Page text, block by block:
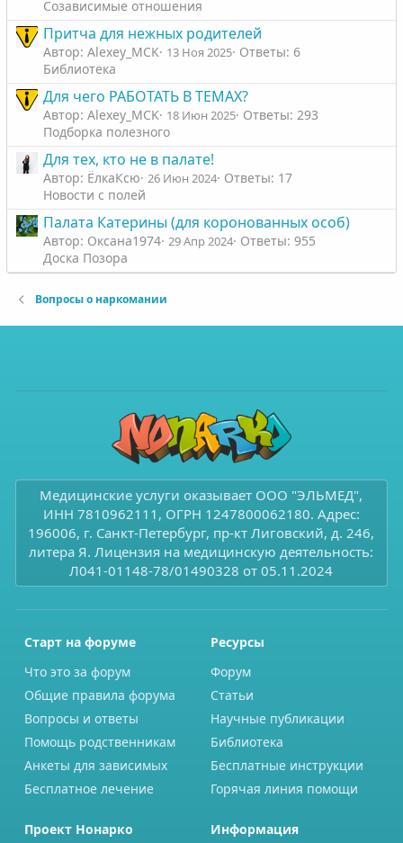
Созависимые отношения
Притча для нежных родителей
Автор: Alexey_MCK 13 Ноя 2025 Ответы: 6
Библиотека
Для чего РАБОТАТЬ В ТЕМАХ?
Автор: Alexey_MCK 18 Июн 2025 Ответы: 293
Подборка полезного
Для тех, кто не в палате!
Автор: ЁлкаКсю 26 Июн 2024 Ответы: 17
Новости с полей
Палата Катерины (для коронованных особ)
Автор: Оксана1974 29 Апр 2024 Ответы: 955
Доска Позора
Вопросы о наркомании
Медицинские услуги оказывает ООО "ЭЛЬМЕД",
ИНН 7810962111, ОГРН 1247800062180. Адрес:
196006, г. Санкт-Петербург, пр-кт Лиговский, д. 246,
литера Я. Лицензия на медицинскую деятельность:
Л041-01148-78/01490328 от 05.11.2024
Старт на форуме
Что это за форум
Общие правила форума
Вопросы и ответы
Помощь родственникам
Анкеты для зависимых
Бесплатное лечение
Ресурсы
Форум
Статьи
Научные публикации
Библиотека
Бесплатные инструкции
Горячая линия помощи
Проект Нонарко Информация